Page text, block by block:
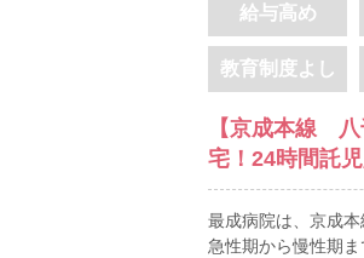
給与高め
教育制度よし
【京成本線
宅！24時間託児
最成病院は、京成
急性期から慢性期ま